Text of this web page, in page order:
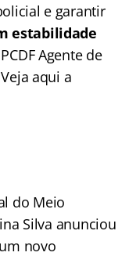
e garantir
estabilidade
Agente de
aqui a
do Meio
Silva anunciou
novo